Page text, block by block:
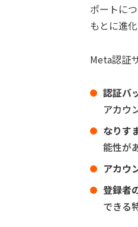
ポートに
もとに進
Meta認証
認証バ
アカウ
なりす
能性が
アカウ
登録者
できる